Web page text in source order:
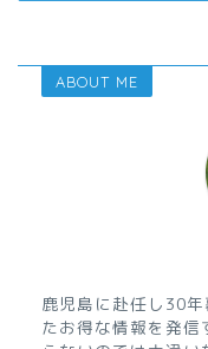
ABOUT ME
鹿児島に赴任し30
たお得な情報を発